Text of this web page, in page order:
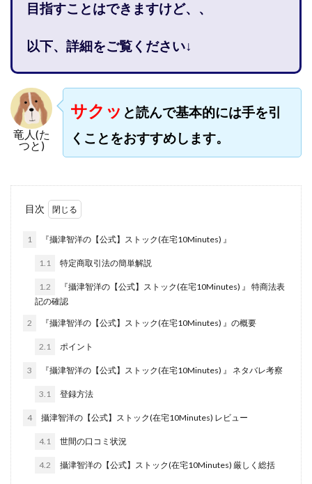
目指すことはできますけど、、
以下、詳細をご覧ください↓
竜人(た
つと)
サクッ と読んで基本的には手を引
くことをおすすめします。
目次
1 『攝津智洋の【公式】ストック(在宅10Minutes) 』
1.1 特定商取引法の簡単解説
1.2
『攝津智洋の【公式】ストック(在宅10Minutes) 』 特商法表
記の確認
2 『攝津智洋の【公式】ストック(在宅10Minutes) 』の概要
2.1 ポイント
3 『攝津智洋の【公式】ストック(在宅10Minutes) 』 ネタバレ考察
3.1 登録方法
4 攝津智洋の【公式】ストック(在宅10Minutes) レビュー
4.1 世間の口コミ状況
4.2 攝津智洋の【公式】ストック(在宅10Minutes) 厳しく総括
株式会社FC
株式会社FEEL
株式会社first
株式会社GENERALHAWK
株式会社gleam
株式会社GOLAZO
株式会社greed
株式会社GW
株式会社H・S
株式会社jカンパニー
株式会社K&H
株式会社LAMP
手塚 久典
戸井田拓也
株式会社Stella
大川康治
坪井 健 堤 舞尋
塚原健太
大原哲男
坂本よしたか
天内 碧海
天才トレーダーヤス
天本隼人
天照(アマテラス)プロジェクト
宇佐美恵那
安藤 仁 坂本桃太郎
坂口健
安達健太朗
合同会社ウェルファースト
合同会社クラウドジャパン
合同会社サウザントレフト
合同会社サバイバルグランピング
合同会社シームレス
合同会社リングペイ
吉岡勝利
吉本昌代